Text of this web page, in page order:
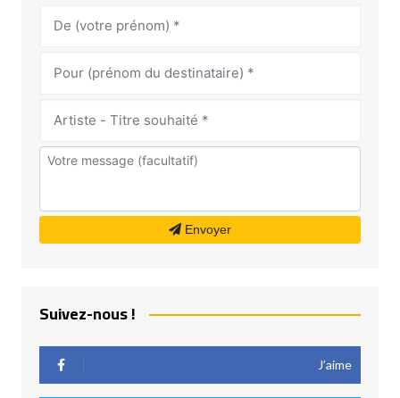
Envoyer
Suivez-nous !
J’aime